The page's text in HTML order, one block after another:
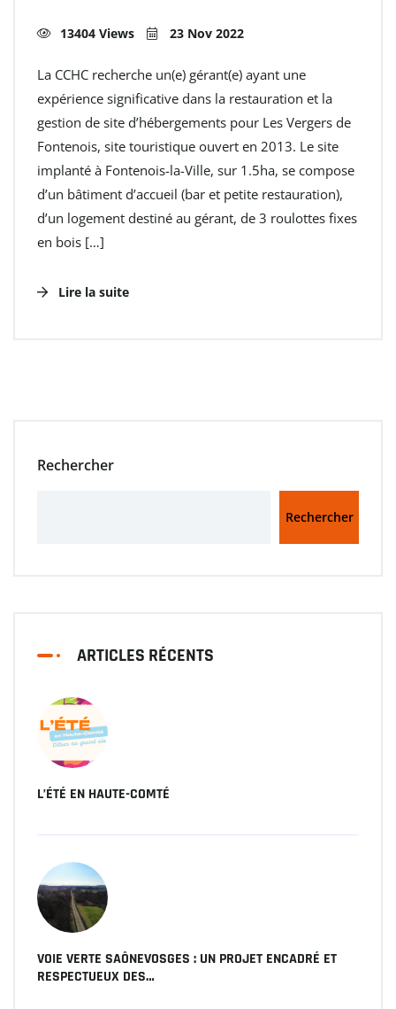
13404 Views 23 Nov 2022
La CCHC recherche un(e) gérant(e) ayant une
expérience significative dans la restauration et la
gestion de site d’hébergements pour Les Vergers de
Fontenois, site touristique ouvert en 2013. Le site
implanté à Fontenois-la-Ville, sur 1.5ha, se compose
d’un bâtiment d’accueil (bar et petite restauration),
d’un logement destiné au gérant, de 3 roulottes fixes
en bois […]
Lire la suite
Rechercher
Rechercher
ARTICLES RÉCENTS
L’ÉTÉ EN HAUTE-COMTÉ
VOIE VERTE SAÔNEVOSGES : UN PROJET ENCADRÉ ET
RESPECTUEUX DES…